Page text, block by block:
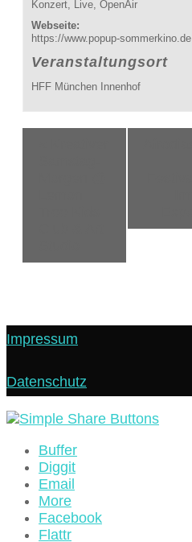
Konzert, Live,OpenAir
Webseite:
https://www.popup-sommerkino.de
Veranstaltungsort
HFF München Innenhof
Impressum
Datenschutz
Buffer
Diggit
Email
More
Facebook
Flattr